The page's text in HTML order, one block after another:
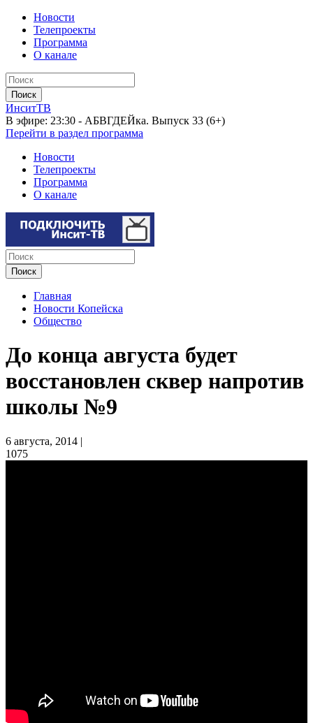
Новости
Телепроекты
Программа
О канале
ИнситТВ
В эфире: 23:30 - АБВГДЕЙка. Выпуск 33 (6+)
Перейти в раздел программа
Новости
Телепроекты
Программа
О канале
Главная
Новости Копейска
Общество
До конца августа будет
восстановлен сквер напротив
школы №9
6 августа, 2014 |
1075